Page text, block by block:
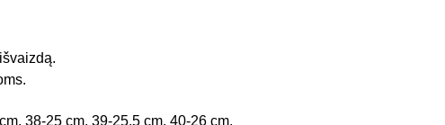
38-25 cm, 39-25,5 cm, 40-26 cm,